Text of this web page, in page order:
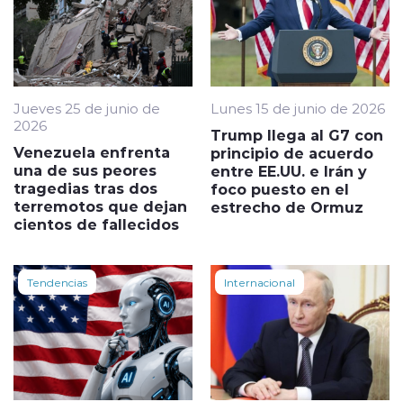
Jueves 25 de junio de
2026
Venezuela enfrenta
una de sus peores
tragedias tras dos
terremotos que dejan
cientos de fallecidos
Lunes 15 de junio de 2026
Trump llega al G7 con
principio de acuerdo
entre EE.UU. e Irán y
foco puesto en el
estrecho de Ormuz
Tendencias Internacional